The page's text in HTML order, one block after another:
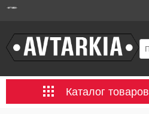
Каталог товаров